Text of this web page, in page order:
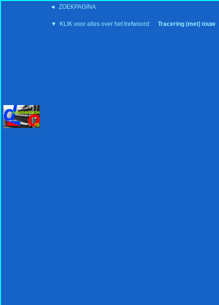
◄ ZOEKPAGINA
▼ KLIK voor alles over het trefwoord: Tracering (met) touw
'15:19 19-2-2008